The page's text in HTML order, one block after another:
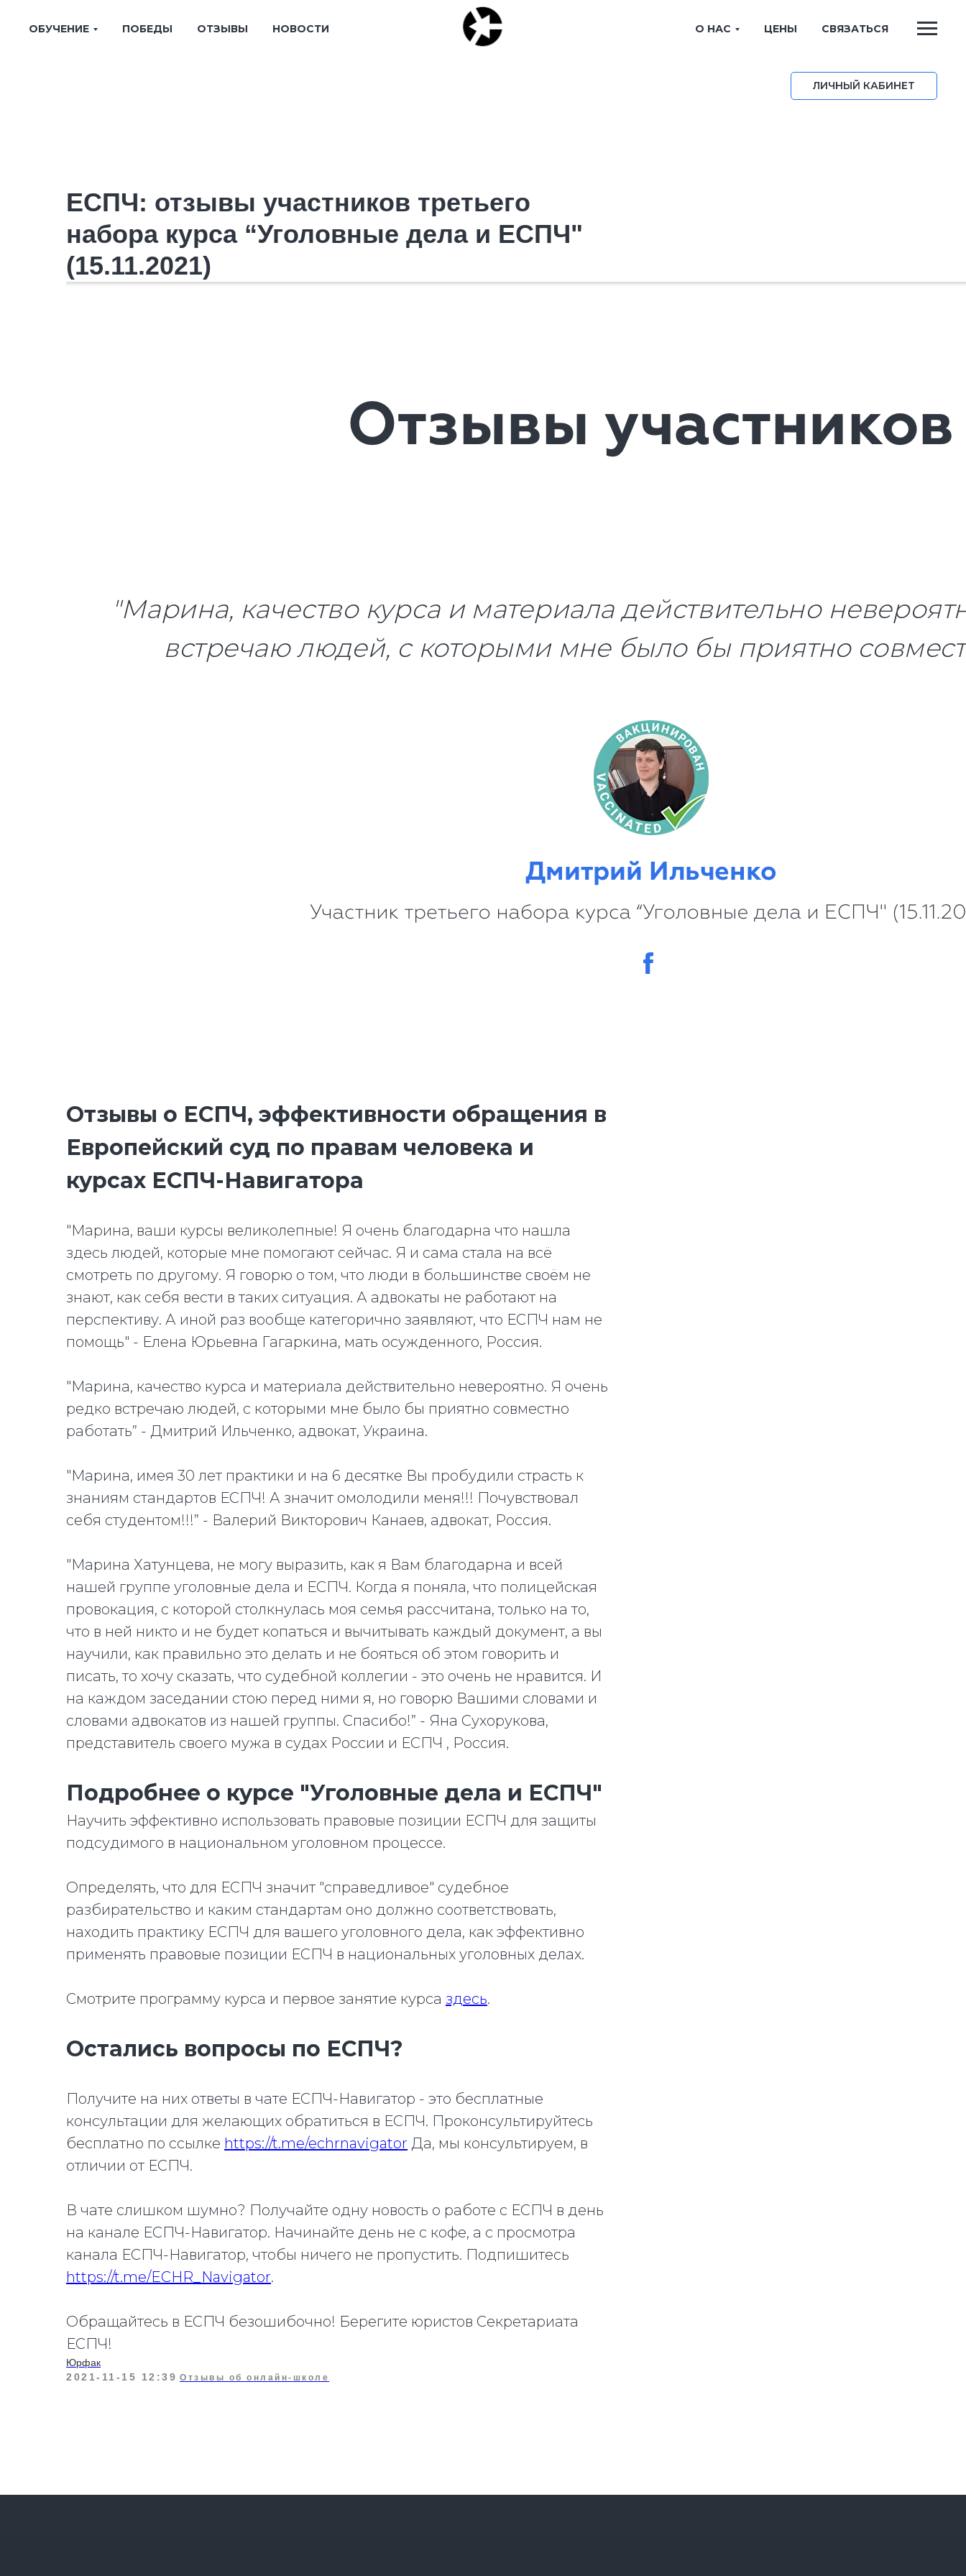
ОБУЧЕНИЕ ПОБЕДЫ ОТЗЫВЫ НОВОСТИ О НАС ЦЕНЫ СВЯЗАТЬСЯ
ЛИЧНЫЙ КАБИНЕТ
ЕСПЧ: отзывы участников третьего
набора курса “Уголовные дела и ЕСПЧ"
(15.11.2021)
Отзывы о ЕСПЧ, эффективности обращения в
Европейский суд по правам человека и
курсах ЕСПЧ-Навигатора
"Марина, ваши курсы великолепные! Я очень благодарна что нашла
здесь людей, которые мне помогают сейчас. Я и сама стала на всё
смотреть по другому. Я говорю о том, что люди в большинстве своём не
знают, как себя вести в таких ситуация. А адвокаты не работают на
перспективу. А иной раз вообще категорично заявляют, что ЕСПЧ нам не
помощь" - Елена Юрьевна Гагаркина, мать осужденного, Россия.
"Марина, качество курса и материала действительно невероятно. Я очень
редко встречаю людей, с которыми мне было бы приятно совместно
работать” - Дмитрий Ильченко, адвокат, Украина.
"Марина, имея 30 лет практики и на 6 десятке Вы пробудили страсть к
знаниям стандартов ЕСПЧ! А значит омолодили меня!!! Почувствовал
себя студентом!!!” - Валерий Викторович Канаев, адвокат, Россия.
"Марина Хатунцева, не могу выразить, как я Вам благодарна и всей
нашей группе уголовные дела и ЕСПЧ. Когда я поняла, что полицейская
провокация, с которой столкнулась моя семья рассчитана, только на то,
что в ней никто и не будет копаться и вычитывать каждый документ, а вы
научили, как правильно это делать и не бояться об этом говорить и
писать, то хочу сказать, что судебной коллегии - это очень не нравится. И
на каждом заседании стою перед ними я, но говорю Вашими словами и
словами адвокатов из нашей группы. Спасибо!” - Яна Сухорукова,
представитель своего мужа в судах России и ЕСПЧ , Россия.
Подробнее о курсе "Уголовные дела и ЕСПЧ"
Научить эффективно использовать правовые позиции ЕСПЧ для защиты
подсудимого в национальном уголовном процессе.
Определять, что для ЕСПЧ значит "справедливое" судебное
разбирательство и каким стандартам оно должно соответствовать,
находить практику ЕСПЧ для вашего уголовного дела, как эффективно
применять правовые позиции ЕСПЧ в национальных уголовных делах.
Смотрите программу курса и первое занятие курса здесь.
Остались вопросы по ЕСПЧ?
Получите на них ответы в чате ЕСПЧ-Навигатор - это бесплатные
консультации для желающих обратиться в ЕСПЧ. Проконсультируйтесь
бесплатно по ссылке https://t.me/echrnavigator Да, мы консультируем, в
отличии от ЕСПЧ.
В чате слишком шумно? Получайте одну новость о работе с ЕСПЧ в день
на канале ЕСПЧ-Навигатор. Начинайте день не с кофе, а с просмотра
канала ЕСПЧ-Навигатор, чтобы ничего не пропустить. Подпишитесь
https://t.me/ECHR_Navigator.
Обращайтесь в ЕСПЧ безошибочно! Берегите юристов Секретариата
ЕСПЧ!
Юрфак
2021-11-15 12:39 Отзывы об онлайн-школе